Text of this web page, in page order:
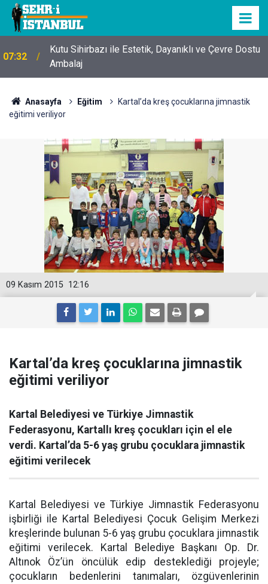
07:32
Kutu Sihirbazı ile Estetik, Dayanıklı ve Çevre Dostu
Ambalaj
Anasayfa Eğitim
Kartal’da kreş çocuklarına jimnastik
eğitimi veriliyor
12:16
09 Kasım 2015
Kartal’da kreş çocuklarına jimnastik
eğitimi veriliyor
Kartal Belediyesi ve Türkiye Jimnastik
Federasyonu, Kartallı kreş çocukları için el ele
verdi. Kartal’da 5-6 yaş grubu çocuklara jimnastik
eğitimi verilecek
Kartal Belediyesi ve Türkiye Jimnastik Federasyonu
işbirliği ile Kartal Belediyesi Çocuk Gelişim Merkezi
kreşlerinde bulunan 5-6 yaş grubu çocuklara jimnastik
eğitimi verilecek. Kartal Belediye Başkanı Op. Dr.
Altınok Öz’ün öncülük edip desteklediği projeyle;
çocukların bedenlerini tanımaları, özgüvenlerinin